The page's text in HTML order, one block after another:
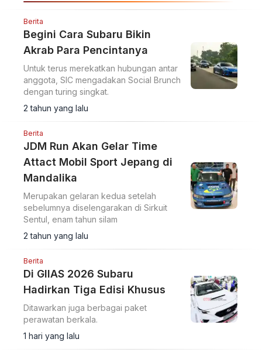
Berita
Begini Cara Subaru Bikin
Akrab Para Pencintanya
Untuk terus merekatkan hubungan antar
anggota, SIC mengadakan Social Brunch
dengan turing singkat.
2 tahun yang lalu
Berita
JDM Run Akan Gelar Time
Attact Mobil Sport Jepang di
Mandalika
Merupakan gelaran kedua setelah
sebelumnya diselengarakan di Sirkuit
Sentul, enam tahun silam
2 tahun yang lalu
Berita
Di GIIAS 2026 Subaru
Hadirkan Tiga Edisi Khusus
Ditawarkan juga berbagai paket
perawatan berkala.
1 hari yang lalu